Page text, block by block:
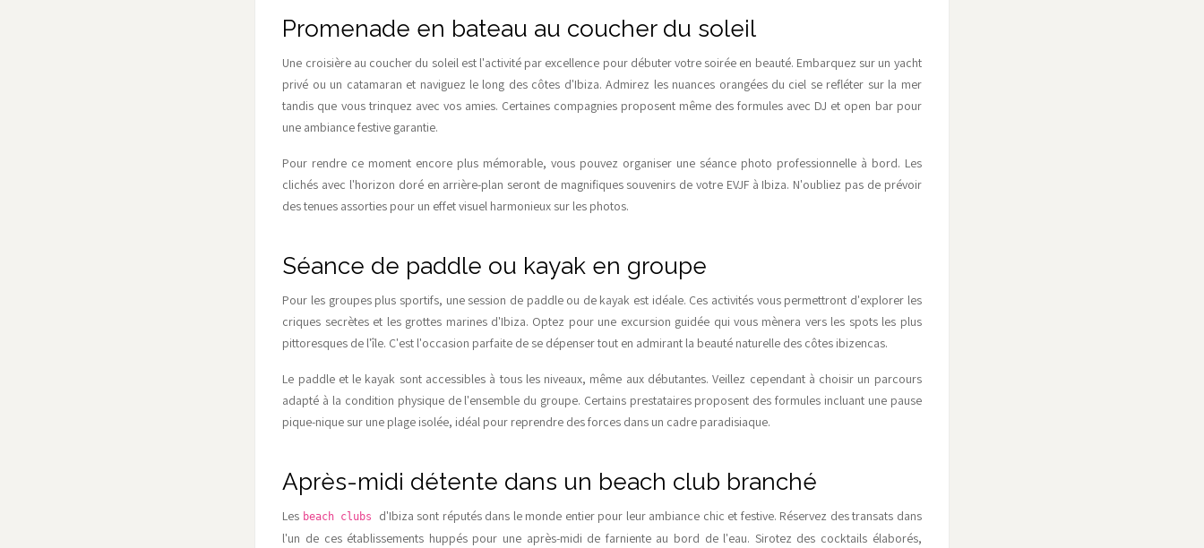
Promenade en bateau au coucher du soleil
Une croisière au coucher du soleil est l'activité par excellence pour débuter votre soirée en beauté. Embarquez sur un yacht
privé ou un catamaran et naviguez le long des côtes d'Ibiza. Admirez les nuances orangées du ciel se refléter sur la mer
tandis que vous trinquez avec vos amies. Certaines compagnies proposent même des formules avec DJ et open bar pour
une ambiance festive garantie.
Pour rendre ce moment encore plus mémorable, vous pouvez organiser une séance photo professionnelle à bord. Les
clichés avec l'horizon doré en arrière-plan seront de magnifiques souvenirs de votre EVJF à Ibiza. N'oubliez pas de prévoir
des tenues assorties pour un effet visuel harmonieux sur les photos.
Séance de paddle ou kayak en groupe
Pour les groupes plus sportifs, une session de paddle ou de kayak est idéale. Ces activités vous permettront d'explorer les
criques secrètes et les grottes marines d'Ibiza. Optez pour une excursion guidée qui vous mènera vers les spots les plus
pittoresques de l'île. C'est l'occasion parfaite de se dépenser tout en admirant la beauté naturelle des côtes ibizencas.
Le paddle et le kayak sont accessibles à tous les niveaux, même aux débutantes. Veillez cependant à choisir un parcours
adapté à la condition physique de l'ensemble du groupe. Certains prestataires proposent des formules incluant une pause
pique-nique sur une plage isolée, idéal pour reprendre des forces dans un cadre paradisiaque.
Après-midi détente dans un beach club branché
Les beach clubs d'Ibiza sont réputés dans le monde entier pour leur ambiance chic et festive. Réservez des transats dans
l'un de ces établissements huppés pour une après-midi de farniente au bord de l'eau. Sirotez des cocktails élaborés,